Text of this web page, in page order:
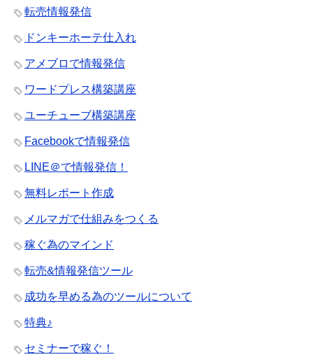
転売情報発信
ドンキーホーテ仕入れ
アメブロで情報発信
ワードプレス構築講座
ユーチューブ構築講座
Facebookで情報発信
LINE＠で情報発信！
無料レポート作成
メルマガで仕組みをつくる
稼ぐ為のマインド
転売&情報発信ツール
成功を早める為のツールについて
特典♪
セミナーで稼ぐ！